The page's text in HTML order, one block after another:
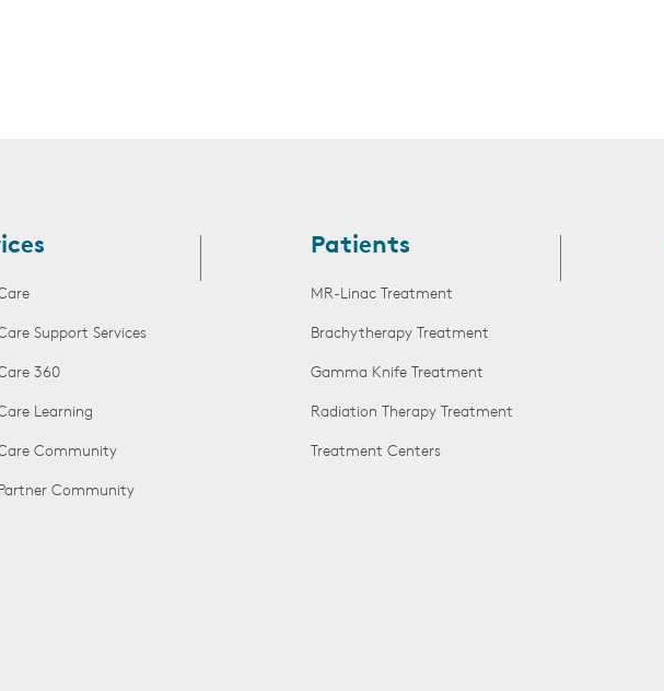
Support Services
360
Learning
Community
Community
Patients
MR-Linac Treatment
Brachytherapy Treatment
Gamma Knife Treatment
Radiation Therapy Treatment
Treatment Centers